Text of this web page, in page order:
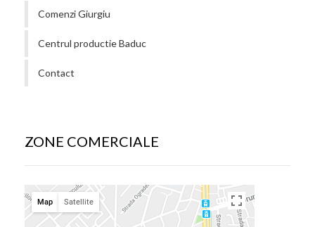
Comenzi Giurgiu
Centrul productie Baduc
Contact
ZONE COMERCIALE